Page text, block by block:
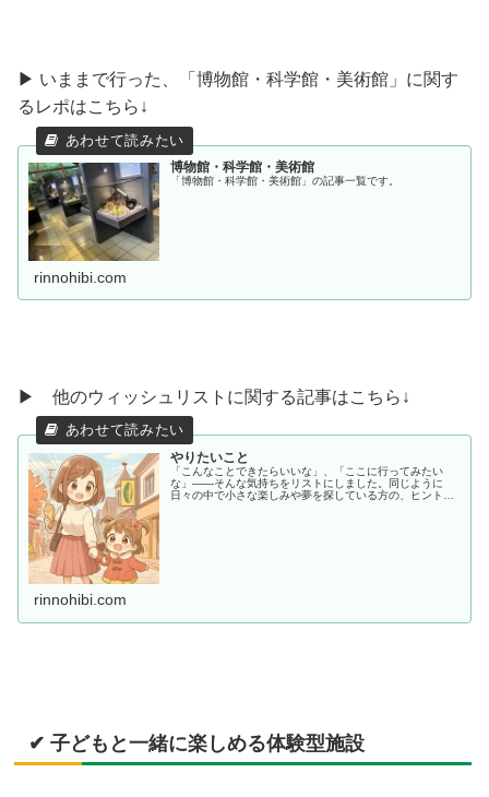
▶ いままで行った、「博物館・科学館・美術館」に関す
るレポはこちら↓
博物館・科学館・美術館
「博物館・科学館・美術館」の記事一覧です。
rinnohibi.com
▶ 他のウィッシュリストに関する記事はこちら↓
やりたいこと
「こんなことできたらいいな」、「ここに行ってみたい
な」——そんな気持ちをリストにしました。同じように
日々の中で小さな楽しみや夢を探している方の、ヒントや
rinnohibi.com
✔ 子どもと一緒に楽しめる体験型施設